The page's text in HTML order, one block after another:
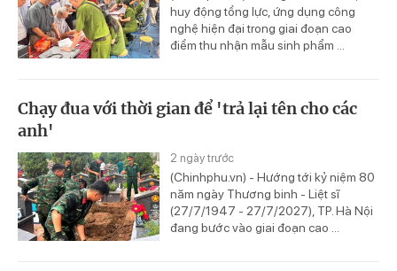
huy động tổng lực, ứng dụng công
nghệ hiện đại trong giai đoạn cao
điểm thu nhận mẫu sinh phẩm ...
Chạy đua với thời gian để 'trả lại tên cho các
anh'
2 ngày trước
(Chinhphu.vn) - Hướng tới kỷ niệm 80
năm ngày Thương binh - Liệt sĩ
(27/7/1947 - 27/7/2027), TP. Hà Nội
đang bước vào giai đoạn cao ...